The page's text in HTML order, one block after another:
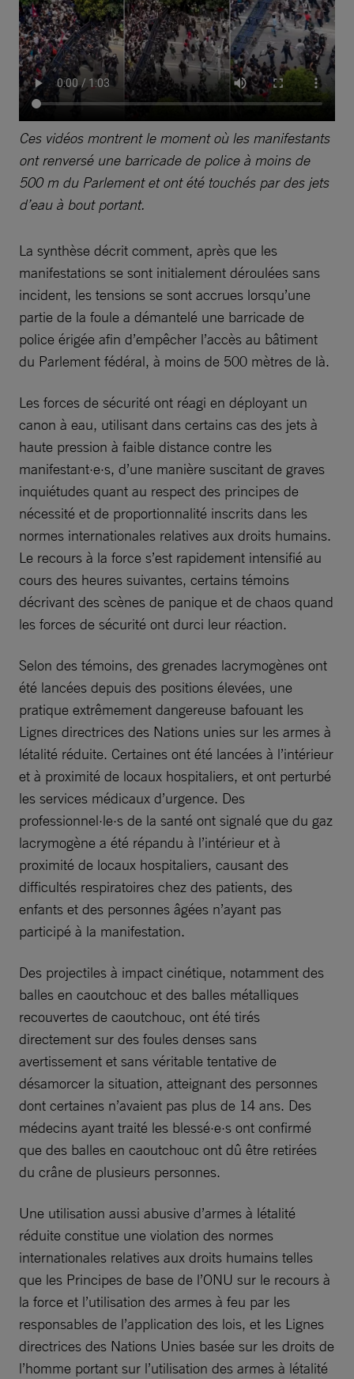
Ces vidéos montrent le moment où les manifestants
ont renversé une barricade de police à moins de
500 m du Parlement et ont été touchés par des jets
d’eau à bout portant.
La synthèse décrit comment, après que les
manifestations se sont initialement déroulées sans
incident, les tensions se sont accrues lorsqu’une
partie de la foule a démantelé une barricade de
police érigée afin d’empêcher l’accès au bâtiment
du Parlement fédéral, à moins de 500 mètres de là.
Les forces de sécurité ont réagi en déployant un
canon à eau, utilisant dans certains cas des jets à
haute pression à faible distance contre les
manifestant·e·s, d’une manière suscitant de graves
inquiétudes quant au respect des principes de
nécessité et de proportionnalité inscrits dans les
normes internationales relatives aux droits humains.
Le recours à la force s’est rapidement intensifié au
cours des heures suivantes, certains témoins
décrivant des scènes de panique et de chaos quand
les forces de sécurité ont durci leur réaction.
Selon des témoins, des grenades lacrymogènes ont
été lancées depuis des positions élevées, une
pratique extrêmement dangereuse bafouant les
Lignes directrices des Nations unies sur les armes à
létalité réduite. Certaines ont été lancées à l’intérieur
et à proximité de locaux hospitaliers, et ont perturbé
les services médicaux d’urgence. Des
professionnel·le·s de la santé ont signalé que du gaz
lacrymogène a été répandu à l’intérieur et à
proximité de locaux hospitaliers, causant des
difficultés respiratoires chez des patients, des
enfants et des personnes âgées n’ayant pas
participé à la manifestation.
Des projectiles à impact cinétique, notamment des
balles en caoutchouc et des balles métalliques
recouvertes de caoutchouc, ont été tirés
directement sur des foules denses sans
avertissement et sans véritable tentative de
désamorcer la situation, atteignant des personnes
dont certaines n’avaient pas plus de 14 ans. Des
médecins ayant traité les blessé·e·s ont confirmé
que des balles en caoutchouc ont dû être retirées
du crâne de plusieurs personnes.
Une utilisation aussi abusive d’armes à létalité
réduite constitue une violation des normes
internationales relatives aux droits humains telles
que les Principes de base de l’ONU sur le recours à
la force et l’utilisation des armes à feu par les
responsables de l’application des lois, et les Lignes
directrices des Nations Unies basée sur les droits de
l’homme portant sur l’utilisation des armes à létalité